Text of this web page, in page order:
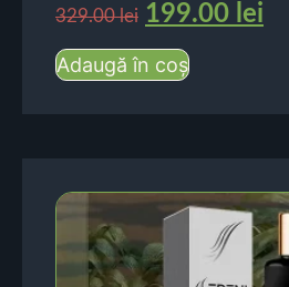
329.00lei 199.00 lei
Adaugă în coș